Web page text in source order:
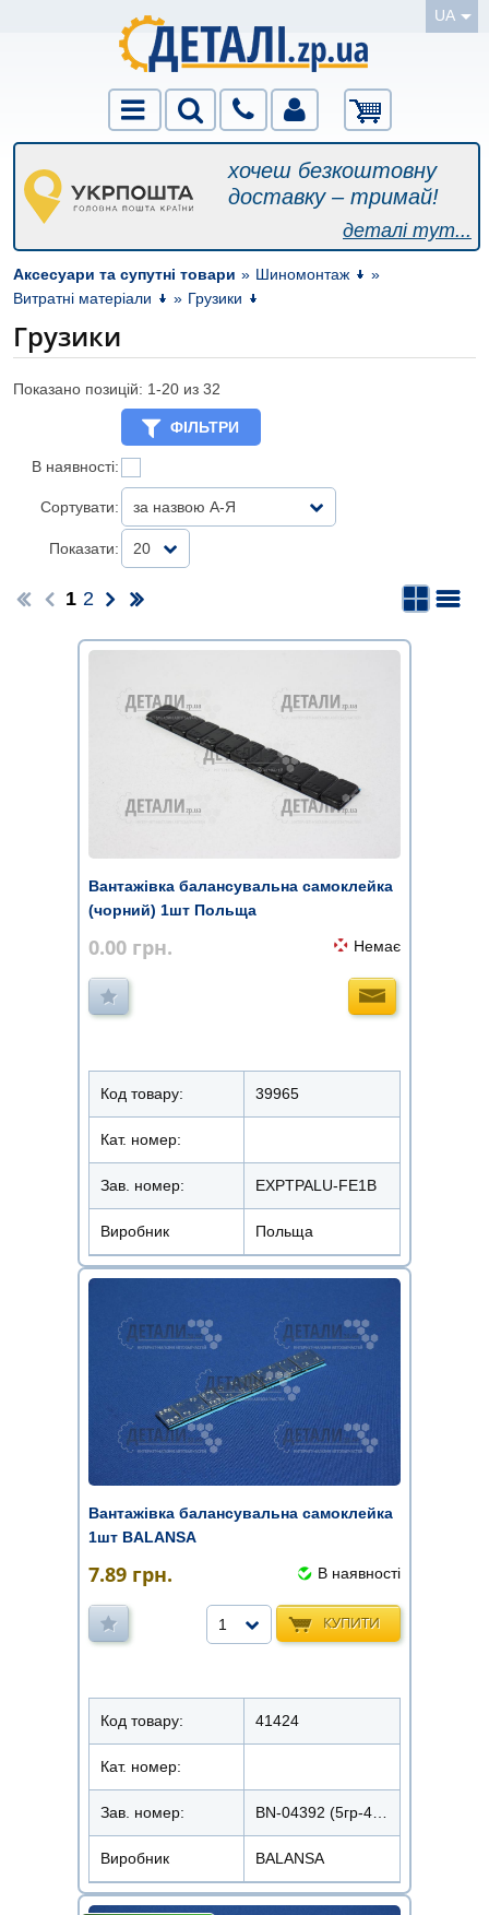
UA
хочеш безкоштовну
доставку – тримай!
деталі тут...
Аксесуари та супутні товари » Шиномонтаж
»
Витратні матеріали
» Грузики
Грузики
Показано позицій: 1-20 из 32
ФІЛЬТРИ
В наявності:
Сортувати: за назвою А-Я
Показати: 20
1 2
Вантажівка балансувальна самоклейка
(чорний) 1шт Польща
0.00 грн. Немає
Код товару: 39965
Кат. номер:
Зав. номер: EXPTPALU-FE1B
Виробник Польща
Вантажівка балансувальна самоклейка
1шт BALANSA
7.89 грн. В наявності
КУПИТИ
1
Код товару: 41424
Кат. номер:
Зав. номер: BN-04392 (5гр-4шт 10гр-4шт)
Виробник BALANSA